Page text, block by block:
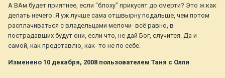
А ВАм будет приятнее, если "блоху" прикусят до смерти? Это ж как
делать нечего. Я уж лучше сама отшвырну подальше, чем потом
расплачиваться с владельцами мелочи- всё равно, в
пострадавших будут они, если что, не дай Бог, случится. Да и
самой, как представлю, как- то не по себе.
Изменено 10 декабря, 2008 пользователем Таня с Олли